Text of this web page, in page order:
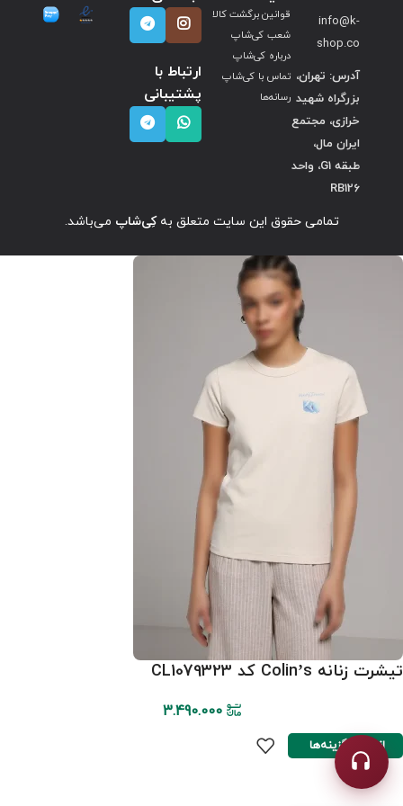
info@k-
shop.co
آدرس: تهران،
بزرگراه شهید
خرازی، مجتمع
ایران مال،
طبقه G1، واحد
RB126
قوانین برگشت کالا
شعب کی‌شاپ
درباره کی‌شاپ
تماس با کی‌شاپ
رسانه‌ها
ارتباط با
پشتیبانی
تمامی حقوق این سایت متعلق بهکِی‌شاپ می‌باشد.
تیشرت زنانه Colin’s کد CL1079323
3.490.000
انتخاب گزینه‌ها